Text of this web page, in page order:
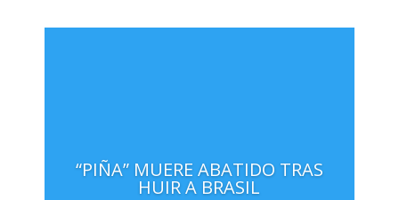
“PIÑA” MUERE ABATIDO TRAS
HUIR A BRASIL